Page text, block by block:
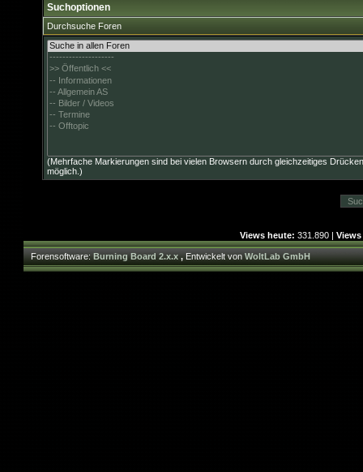
Suchoptionen
Durchsuche Foren
(Mehrfache Markierungen sind bei vielen Browsern durch gleichzeitiges
möglich.)
Views heute: 331.890 |
Forensoftware:Burning Board 2.x.x,Entwickelt vonWoltLab GmbH